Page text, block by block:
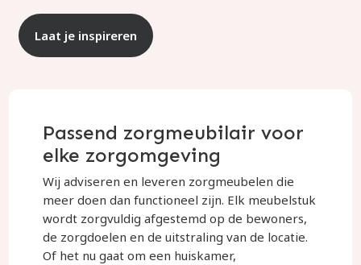
Laat je inspireren
Passend zorgmeubilair voor
elke zorgomgeving
Wij adviseren en leveren zorgmeubelen die
meer doen dan functioneel zijn. Elk meubelstuk
wordt zorgvuldig afgestemd op de bewoners,
de zorgdoelen en de uitstraling van de locatie.
Of het nu gaat om een huiskamer,